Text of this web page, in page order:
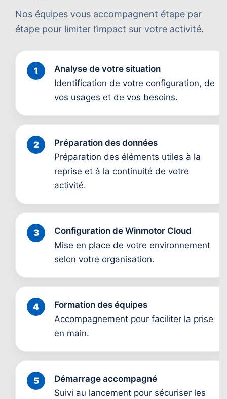
Nos équipes vous accompagnent étape par
étape pour limiter l’impact sur votre activité.
Analyse de votre situation
Identification de votre configuration, de
vos usages et de vos besoins.
Préparation des données
Préparation des éléments utiles à la
reprise et à la continuité de votre
activité.
Configuration de Winmotor Cloud
Mise en place de votre environnement
selon votre organisation.
Formation des équipes
Accompagnement pour faciliter la prise
en main.
Démarrage accompagné
Suivi au lancement pour sécuriser les